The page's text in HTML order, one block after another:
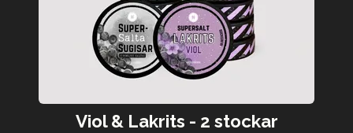
Viol & Lakrits - 2 stockar